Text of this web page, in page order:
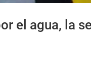
el agua, la